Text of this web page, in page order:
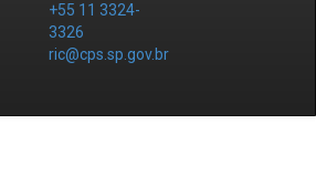
+55 11 3324-
3326
ric@cps.sp.gov.br